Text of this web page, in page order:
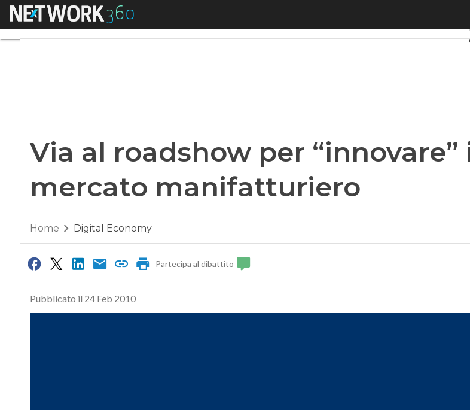
Menu
Via al roadshow per “innovare”
mercato manifatturiero
Home Digital Economy
Partecipa al dibattito
Pubblicato il 24 Feb 2010